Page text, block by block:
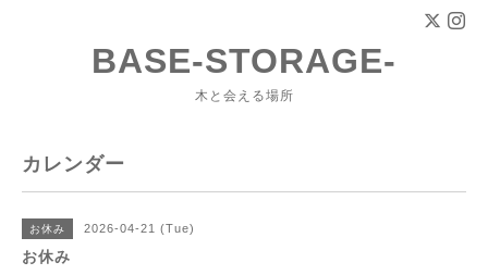
BASE-STORAGE-
木と会える場所
カレンダー
お休み 2026-04-21 (Tue)
お休み